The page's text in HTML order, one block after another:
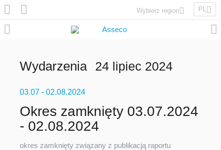
Wybierz region
Asseco Spain
Asseco Central Europe
PL
Wydarzenia 24 lipiec 2024
03.07 - 02.08.2024
Okres zamknięty 03.07.2024
- 02.08.2024
okres zamknięty związany z publikacją raportu